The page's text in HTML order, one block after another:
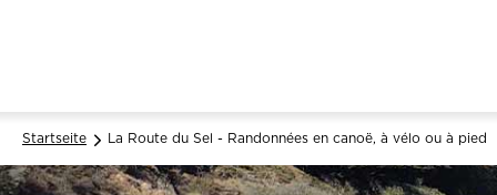
Startseite La Route du Sel - Randonnées en canoë, à vélo ou à pied